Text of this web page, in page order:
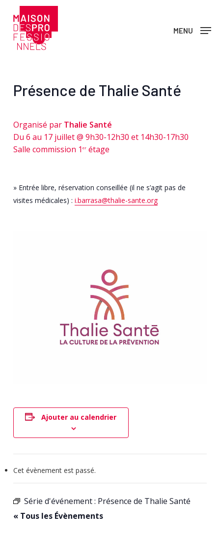
main
content
MENU
Présence de Thalie Santé
Organisé par Thalie Santé
Du 6 au 17 juillet @ 9h30-12h30 et 14h30-17h30
Salle commission 1 erétage
» Entrée libre, réservation conseillée (il ne s’agit pas de
visites médicales) : i.barrasa@thalie-sante.org
Ajouter au calendrier
Cet évènement est passé.
Série d'événement : Présence de Thalie Santé
« Tous les Évènements